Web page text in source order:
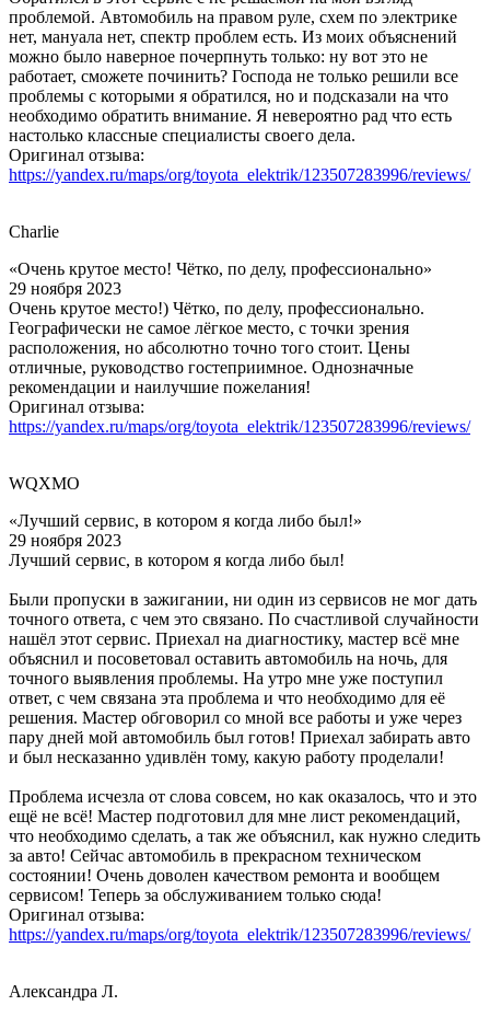
проблемой. Автомобиль на правом руле, схем по электрике
нет, мануала нет, спектр проблем есть. Из моих объяснений
можно было наверное почерпнуть только: ну вот это не
работает, сможете починить? Господа не только решили все
проблемы с которыми я обратился, но и подсказали на что
необходимо обратить внимание. Я невероятно рад что есть
настолько классные специалисты своего дела.
Оригинал отзыва:
https://yandex.ru/maps/org/toyota_elektrik/123507283996/reviews/
Charlie
«Очень крутое место! Чётко, по делу, профессионально»
29 ноября 2023
Очень крутое место!) Чётко, по делу, профессионально.
Географически не самое лёгкое место, с точки зрения
расположения, но абсолютно точно того стоит. Цены
отличные, руководство гостеприимное. Однозначные
рекомендации и наилучшие пожелания!
Оригинал отзыва:
https://yandex.ru/maps/org/toyota_elektrik/123507283996/reviews/
WQXMO
«Лучший сервис, в котором я когда либо был!»
29 ноября 2023
Лучший сервис, в котором я когда либо был!
Были пропуски в зажигании, ни один из сервисов не мог дать
точного ответа, с чем это связано. По счастливой случайности
нашёл этот сервис. Приехал на диагностику, мастер всё мне
объяснил и посоветовал оставить автомобиль на ночь, для
точного выявления проблемы. На утро мне уже поступил
ответ, с чем связана эта проблема и что необходимо для её
решения. Мастер обговорил со мной все работы и уже через
пару дней мой автомобиль был готов! Приехал забирать авто
и был несказанно удивлён тому, какую работу проделали!
Проблема исчезла от слова совсем, но как оказалось, что и это
ещё не всё! Мастер подготовил для мне лист рекомендаций,
что необходимо сделать, а так же объяснил, как нужно следить
за авто! Сейчас автомобиль в прекрасном техническом
состоянии! Очень доволен качеством ремонта и вообщем
сервисом! Теперь за обслуживанием только сюда!
Оригинал отзыва:
https://yandex.ru/maps/org/toyota_elektrik/123507283996/reviews/
Александра Л.